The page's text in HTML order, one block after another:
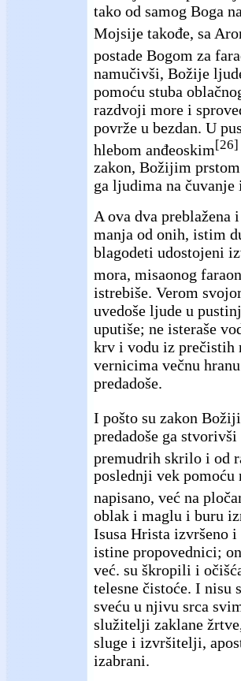
tako od samog Boga
Mojsije takođe, sa
postade Bogom za
namučivši, Božije
pomoću stuba
razdvoji more i
povrže u bezdan. U
hlebom anđeoskim[26]
zakon, Božijim
ga ljudima na čuvanje
A ova dva preblažena
manja od onih, istim
blagodeti udostojeni
mora, misaonog
istrebiše. Verom
uvedoše ljude u
uputiše; ne isteraše
krv i vodu iz prečistih
vernicima večnu
predadoše.
I pošto su zakon
predadoše ga
premudrih skrilo i od
poslednji vek pomoću
napisano, već na
oblak i maglu i buru
Isusa Hrista izvršeno i
istine propovednici;
već. su škropili i
telesne čistoće. I nisu
sveću u njivu srca
služitelji zaklane
sluge i izvršitelji,
izabrani.